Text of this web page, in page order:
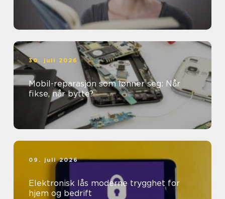
30. juli 2026
Mobil-reparasjon som lønner seg: Når
fikse, når bytte?
09. juli 2026
Elektronisk lås moderne trygghet for
hjem og bedrift